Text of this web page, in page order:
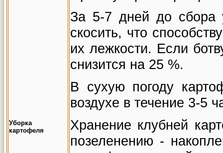
Уборка
картофеля
За 5-7 дней до сбора
скосить, что
их лежкости. Если
снизится на 25 %.
В сухую погоду
воздухе в течение 3-5
Хранение клубней
позеленению -